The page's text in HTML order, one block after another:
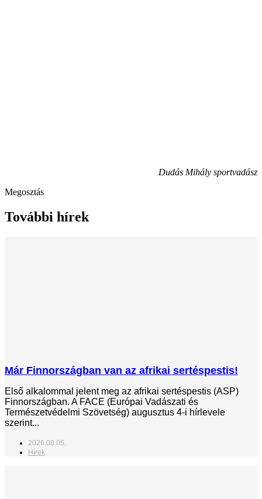
Dudás Mihály sportvadász
Megosztás
További hírek
Már Finnországban van az afrikai sertéspestis!
Első alkalommal jelent meg az afrikai sertéspestis (ASP)
Finnországban. A FACE (Európai Vadászati és
Természetvédelmi Szövetség) augusztus 4-i hírlevele
szerint...
2026.08.05.
Hírek